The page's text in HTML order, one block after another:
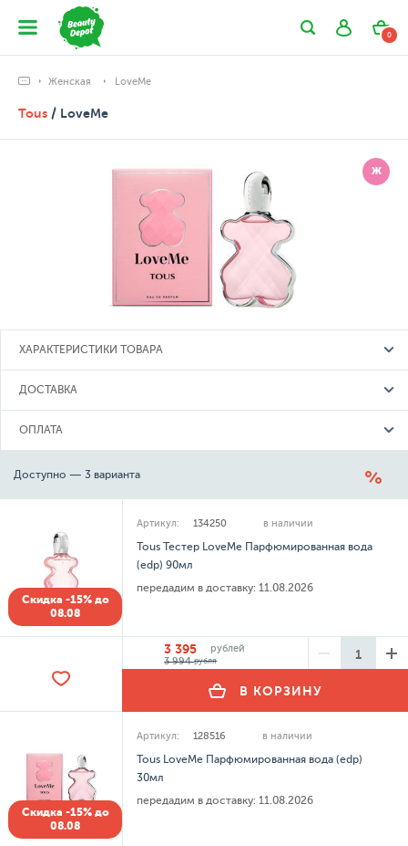
0
Женская LoveMe
Tous / LoveMe
Ж
ХАРАКТЕРИСТИКИ ТОВАРА
ДОСТАВКА
ОПЛАТА
Доступно — 3 варианта
Скидка -15% до
08.08
Артикул: 134250 в наличии
Tous Тестер LoveMe Парфюмированная вода
(edp) 90мл
передадим в доставку: 11.08.2026
3 395
рублей
3 994рубля
В КОРЗИНУ
Скидка -15% до
08.08
Артикул: 128516 в наличии
Tous LoveMe Парфюмированная вода (edp)
30мл
передадим в доставку: 11.08.2026